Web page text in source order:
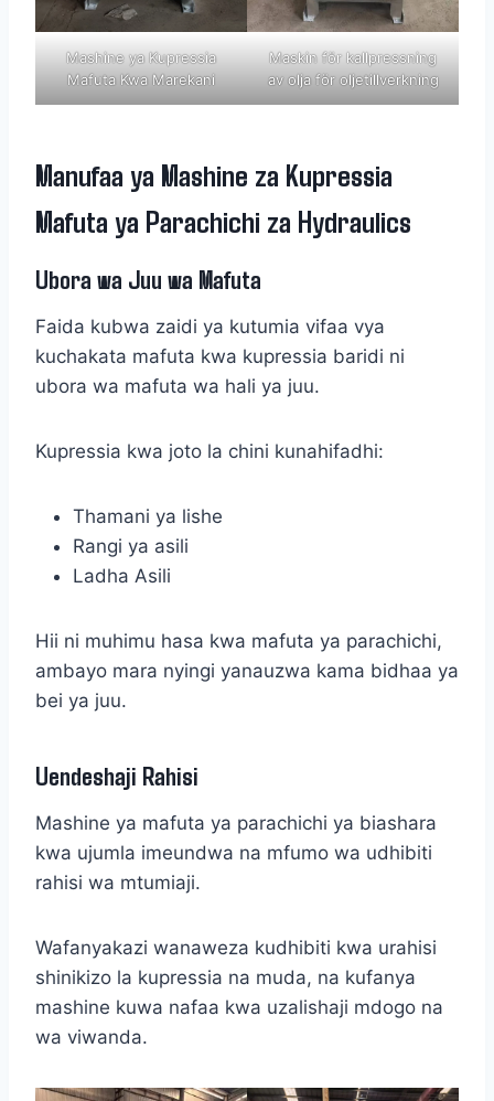
Mashine ya Kupressia
Mafuta Kwa Marekani
Maskin för kallpressning
av olja för oljetillverkning
Manufaa ya Mashine za Kupressia
Mafuta ya Parachichi za Hydraulics
Ubora wa Juu wa Mafuta
Faida kubwa zaidi ya kutumia vifaa vya
kuchakata mafuta kwa kupressia baridi ni
ubora wa mafuta wa hali ya juu.
Kupressia kwa joto la chini kunahifadhi:
Thamani ya lishe
Rangi ya asili
Ladha Asili
Hii ni muhimu hasa kwa mafuta ya parachichi,
ambayo mara nyingi yanauzwa kama bidhaa ya
bei ya juu.
Uendeshaji Rahisi
Mashine ya mafuta ya parachichi ya biashara
kwa ujumla imeundwa na mfumo wa udhibiti
rahisi wa mtumiaji.
Wafanyakazi wanaweza kudhibiti kwa urahisi
shinikizo la kupressia na muda, na kufanya
mashine kuwa nafaa kwa uzalishaji mdogo na
wa viwanda.